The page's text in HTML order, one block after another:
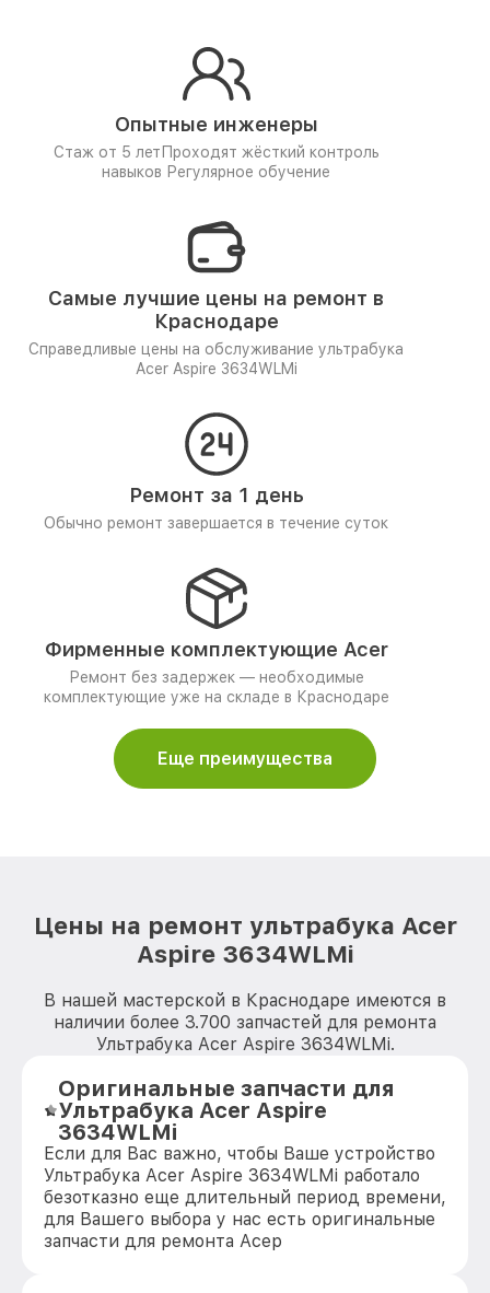
Опытные инженеры
Стаж от 5 лет Проходят жёсткий контроль
навыков Регулярное обучение
Самые лучшие цены на ремонт в
Краснодаре
Справедливые цены на обслуживание ультрабука
Acer Aspire 3634WLMi
Ремонт за 1 день
Обычно ремонт завершается в течение суток
Фирменные комплектующие Acer
Ремонт без задержек — необходимые
комплектующие уже на складе в Краснодаре
Еще преимущества
Цены на ремонт ультрабука Acer
Aspire 3634WLMi
В нашей мастерской в Краснодаре имеются в
наличии более 3.700 запчастей для ремонта
Ультрабука Acer Aspire 3634WLMi.
Оригинальные запчасти для
Ультрабука Acer Aspire
3634WLMi
Если для Вас важно, чтобы Ваше устройство
Ультрабука Acer Aspire 3634WLMi работало
безотказно еще длительный период времени,
для Вашего выбора у нас есть оригинальные
запчасти для ремонта Асер